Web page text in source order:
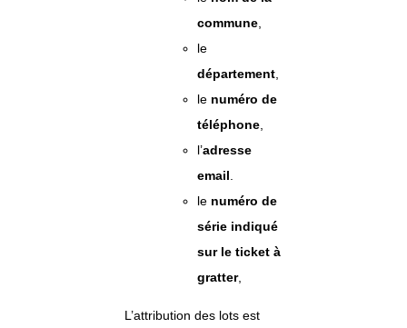
commune,
le
département,
le numéro de
téléphone,
l’adresse
email
le numéro de
série indiqué
sur le ticket à
gratter,
L’attribution des lots est